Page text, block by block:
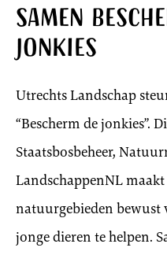
Samen
jonkies
Utrechts Landschap
“Bescherm de jonkies”.
Staatsbosbeheer,
LandschappenNL maakt
natuurgebieden bewust
jonge dieren te helpen.